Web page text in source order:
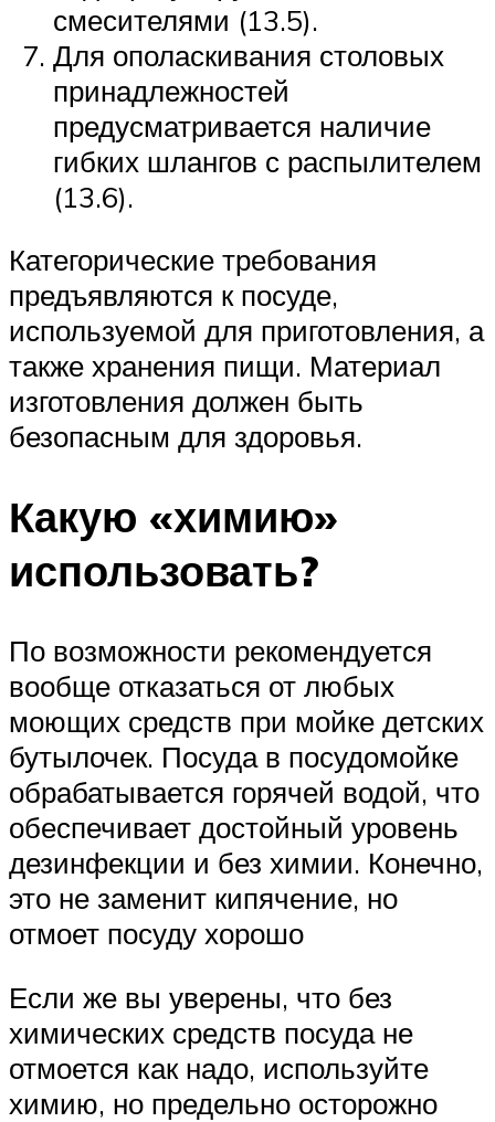
смесителями (13.5).
Для ополаскивания столовых
принадлежностей
предусматривается наличие
гибких шлангов с распылителем
(13.6).
Категорические требования
предъявляются к посуде,
используемой для приготовления, а
также хранения пищи. Материал
изготовления должен быть
безопасным для здоровья.
Какую «химию»
использовать?
По возможности рекомендуется
вообще отказаться от любых
моющих средств при мойке детских
бутылочек. Посуда в посудомойке
обрабатывается горячей водой, что
обеспечивает достойный уровень
дезинфекции и без химии. Конечно,
это не заменит кипячение, но
отмоет посуду хорошо
Если же вы уверены, что без
химических средств посуда не
отмоется как надо, используйте
химию, но предельно осторожно